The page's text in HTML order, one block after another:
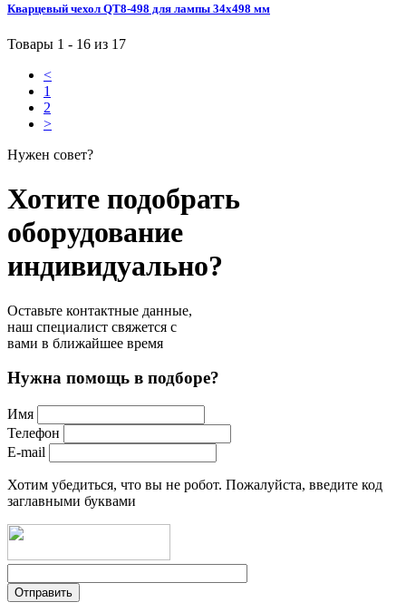
Кварцевый чехол QT8-498 для лампы 34х498 мм
Товары 1 - 16 из 17
<
1
2
>
Нужен совет?
Хотите подобрать
оборудование
индивидуально?
Оставьте контактные данные,
наш специалист свяжется с
вами в ближайшее время
Нужна помощь в подборе?
Имя
Телефон
E-mail
Хотим убедиться, что вы не робот. Пожалуйста, введите код
заглавными буквами